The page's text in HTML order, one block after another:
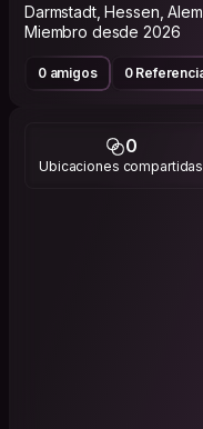
Darmstadt, Hessen,
Miembro desde 2026
0 amigos 0
0
Ubicaciones compartidas